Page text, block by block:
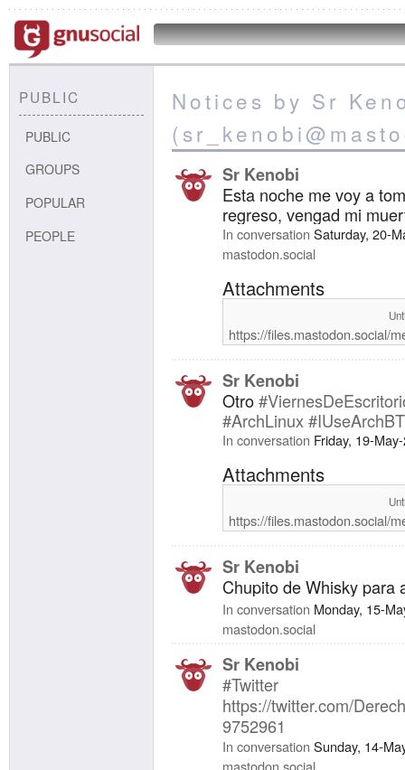
PUBLIC
PUBLIC
GROUPS
POPULAR
PEOPLE
Notices by Sr
Sr Kenobi
Esta noche me voy a
regreso, vengad mi
In conversation Saturday, 20-
mastodon.social
Attachments
https://files.mastodon.social/
Sr Kenobi
Otro
#ArchLinux
In conversation Friday, 19-
Attachments
https://files.mastodon.social/
Sr Kenobi
Chupito de Whisky para
In conversation Monday, 15-
mastodon.social
Sr Kenobi
#Twitter
https://twitter.com/
9752961
In conversation Sunday, 14-
mastodon.social